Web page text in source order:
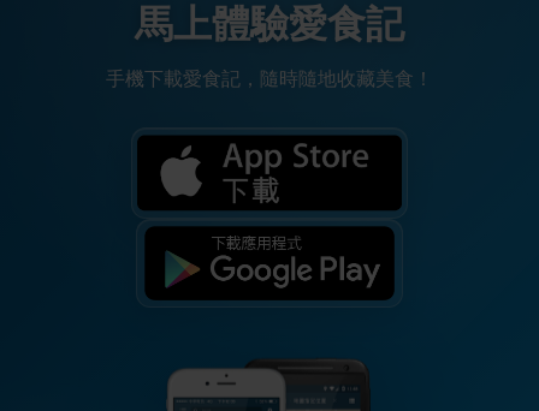
馬上體驗愛食記
手機下載愛食記，隨時隨地收藏美食！